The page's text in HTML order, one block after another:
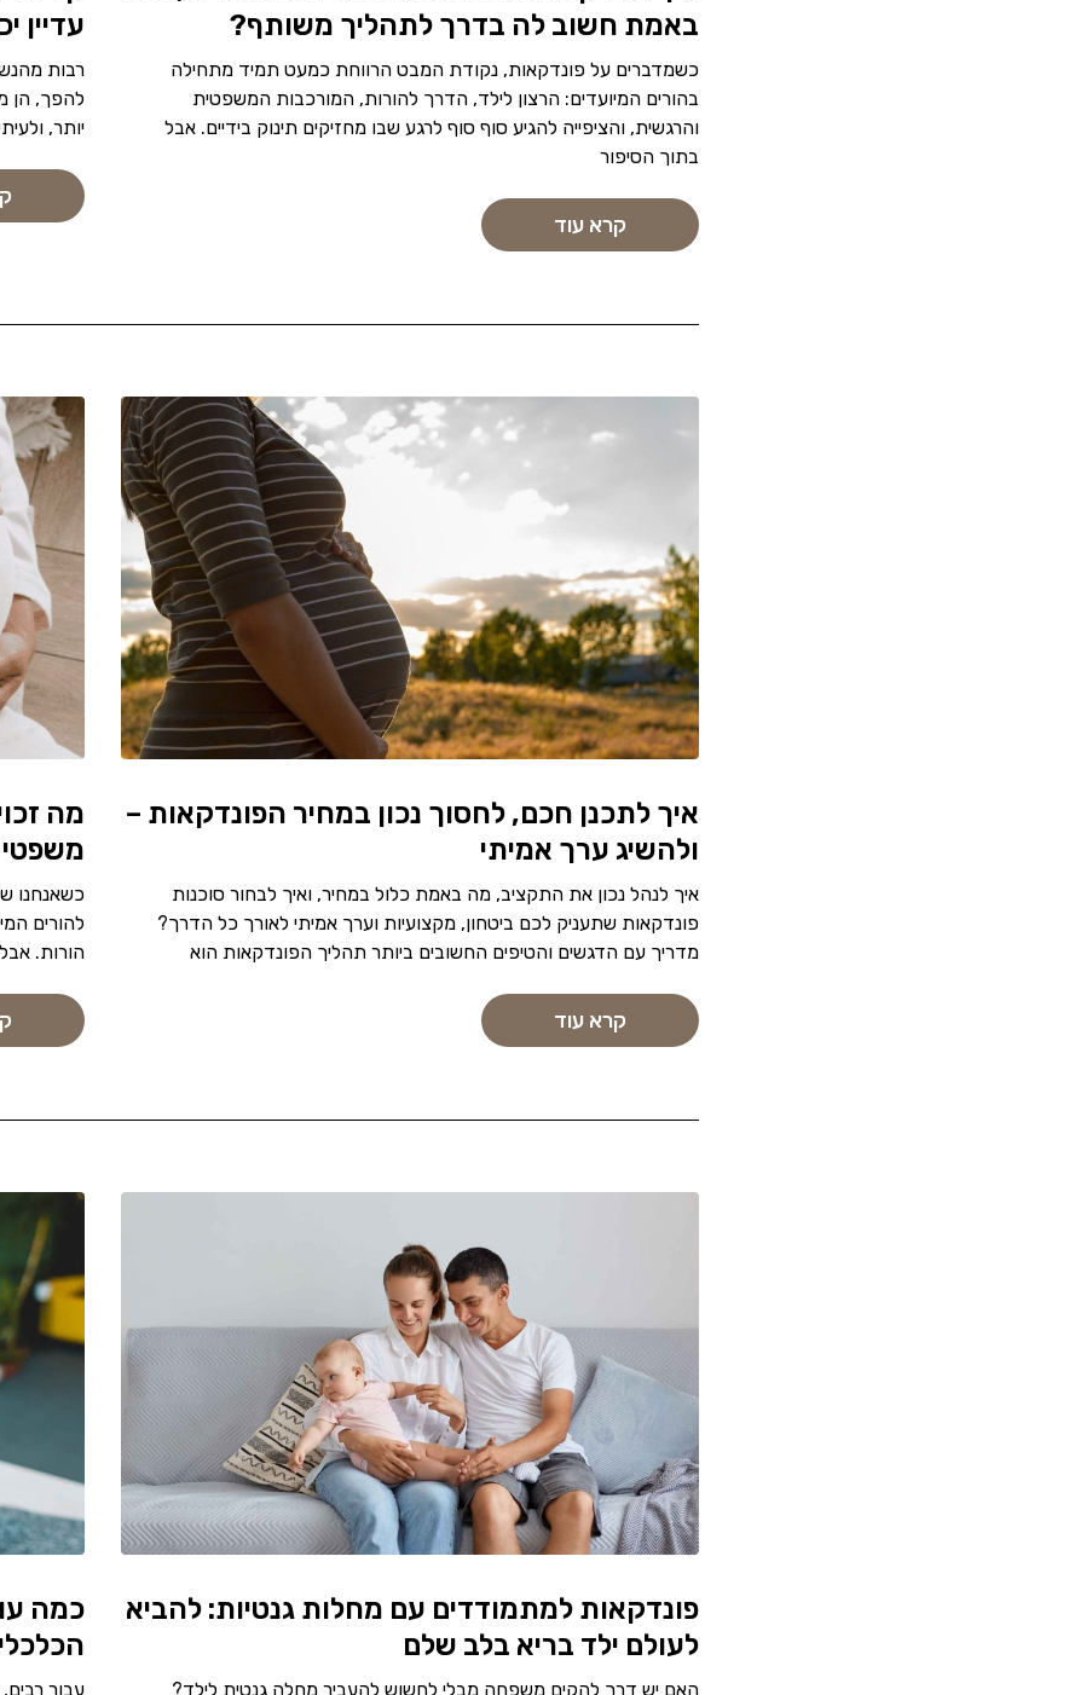
באמת חשוב לה בדרך לתהליך משותף?
כשמדברים על פונדקאות, נקודת המבט הרווחת כמעט תמיד מתחילה
בהורים המיועדים: הרצון לילד, הדרך להורות, המורכבות המשפטית
והרגשית, והציפייה להגיע סוף סוף לרגע שבו מחזיקים תינוק בידיים. אבל
בתוך הסיפור
קרא עוד
עדיין
רבות
להפך, הן
יותר,
איך לתכנן חכם, לחסוך נכון במחיר הפונדקאות –
ולהשיג ערך אמיתי
איך לנהל נכון את התקציב, מה באמת כלול במחיר, ואיך לבחור סוכנות
פונדקאות שתעניק לכם ביטחון, מקצועיות וערך אמיתי לאורך כל הדרך?
מדריך עם הדגשים והטיפים החשובים ביותר תהליך הפונדקאות הוא
קרא עוד
מה
משפטי
כשאנחנו
להורים
הורות.
פונדקאות למתמודדים עם מחלות גנטיות: להביא
לעולם ילד בריא בלב שלם
האם יש דרך להקים משפחה מבלי לחשוש להעביר מחלה גנטית לילד?
כמה
עבור